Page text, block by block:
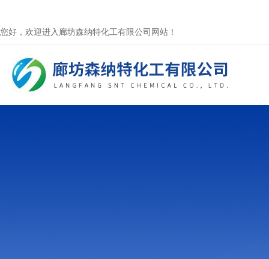
您好，欢迎进入廊坊森纳特化工有限公司网站！